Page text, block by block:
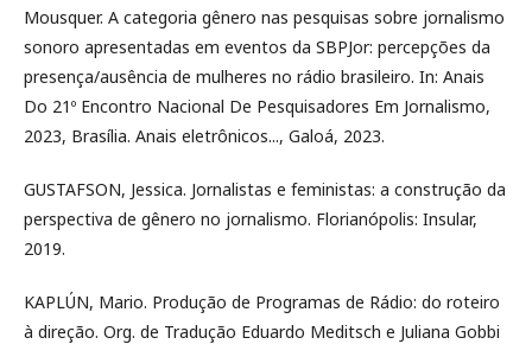
Mousquer. A categoria gênero nas pesquisas sobre jornalismo
sonoro apresentadas em eventos da SBPJor: percepções da
presença/ausência de mulheres no rádio brasileiro. In: Anais
Do 21º Encontro Nacional De Pesquisadores Em Jornalismo,
2023, Brasília. Anais eletrônicos..., Galoá, 2023.
GUSTAFSON, Jessica. Jornalistas e feministas: a construção da
perspectiva de gênero no jornalismo. Florianópolis: Insular,
2019.
KAPLÚN, Mario. Produção de Programas de Rádio: do roteiro
à direção. Org. de Tradução Eduardo Meditsch e Juliana Gobbi